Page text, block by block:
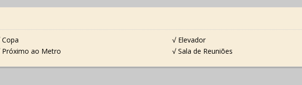
Copa
√ Elevador
Próximo ao Metro √ Sala de Reuniões